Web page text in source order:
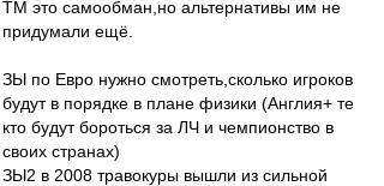
ТМ это самообман,но альтернативы им не
придумали ещё.
ЗЫ по Евро нужно смотреть,сколько игроков
будут в порядке в плане физики (Англия+ те
кто будут бороться за ЛЧ и чемпионство в
своих странах)
ЗЫ2 в 2008 травокуры вышли из сильной